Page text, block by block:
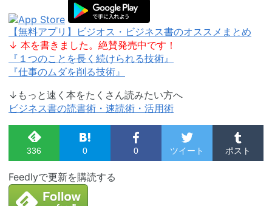
【無料アプリ】ビジオス・ビジネス書のオススメまとめ
↓ 本を書きました。絶賛発売中です！
『１つのことを長く続けられる技術』
『仕事のムダを削る技術』
↓もっと速く本をたくさん読みたい方へ
ビジネス書の読書術・速読術・活用術
336 0 0 ツイート ポスト
Feedlyで更新を購読する